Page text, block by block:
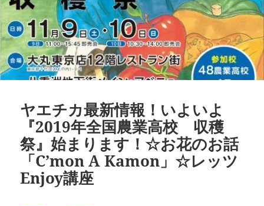
ヤエチカ最新情報！いよいよ
『2019年全国農業高校 収穫
祭』始まります！☆お花のお話
「C’mon A Kamon」☆レッツ
Enjoy講座